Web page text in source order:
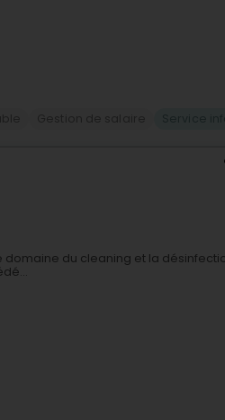
domaine du cleaning et la